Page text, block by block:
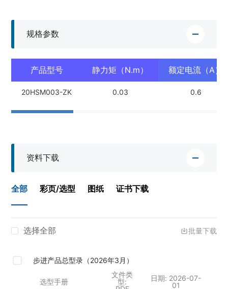
规格参数
产品型号 静力矩（N.m） 额定电流（A）
20HSM003-ZK 0.03 0.6
资料下载
全部 彩页/选型 图纸 证书下载
选择全部 批量下载
步进产品总型录（2026年3月）
选型手册
文件类
型:
日期: 2026-07-
01